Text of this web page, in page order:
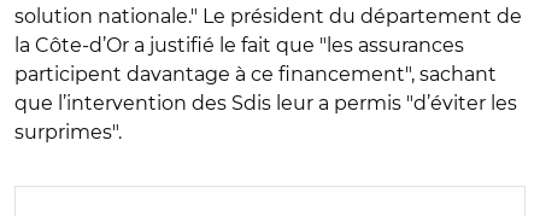
solution nationale." Le président du département de
la Côte-d’Or a justifié le fait que "les assurances
participent davantage à ce financement", sachant
que l’intervention des Sdis leur a permis "d’éviter les
surprimes".